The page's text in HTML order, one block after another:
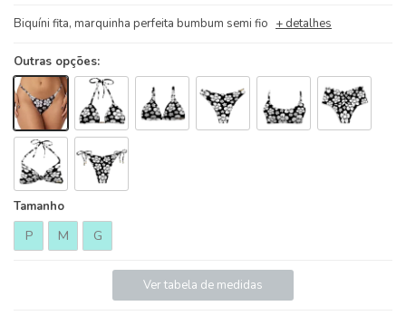
Biquíni fita, marquinha perfeita bumbum semi fio + detalhes
Outras opções:
Tamanho
P M G
Ver tabela de medidas